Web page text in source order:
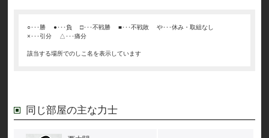
○･･･勝 ●･･･負 □･･･不戦勝 ■･･･不戦敗
や･･･休み・取組なし
×･･･引分
△･･･痛分
該当する場所でのしこ名を表示しています
同じ部屋の主な力士